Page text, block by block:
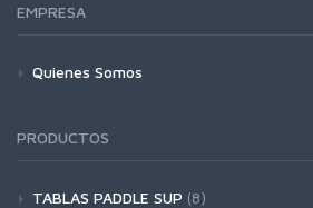
EMPRESA
Quienes Somos
PRODUCTOS
TABLAS PADDLE SUP (8)